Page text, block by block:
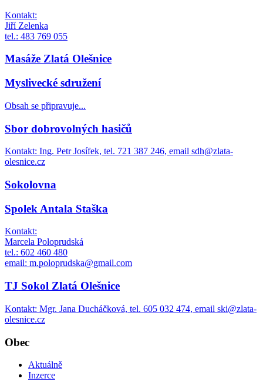
Kontakt:
Jiří Zelenka
tel.: 483 769 055
Masáže Zlatá Olešnice
Myslivecké sdružení
Obsah se připravuje...
Sbor dobrovolných hasičů
Kontakt: Ing. Petr Josífek, tel. 721 387 246, email sdh@zlata-
olesnice.cz
Sokolovna
Spolek Antala Staška
Kontakt:
Marcela Poloprudská
tel.: 602 460 480
email: m.poloprudska@gmail.com
TJ Sokol Zlatá Olešnice
Kontakt: Mgr. Jana Ducháčková, tel. 605 032 474, email ski@zlata-
olesnice.cz
Obec
Aktuálně
Inzerce